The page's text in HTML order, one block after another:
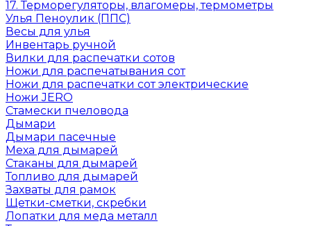
17. Терморегуляторы, влагомеры, термометры
Улья Пеноулик (ППС)
Весы для улья
Инвентарь ручной
Вилки для распечатки сотов
Ножи для распечатывания сот
Ножи для распечатки сот электрические
Ножи JERO
Стамески пчеловода
Дымари
Дымари пасечные
Меха для дымарей
Стаканы для дымарей
Топливо для дымарей
Захваты для рамок
Щетки-сметки, скребки
Лопатки для меда металл